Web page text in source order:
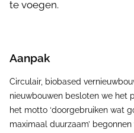
te voegen.
Aanpak
Circulair, biobased
nieuwbouwen besloten we het
het motto ‘doorgebruiken wat
maximaal duurzaam’